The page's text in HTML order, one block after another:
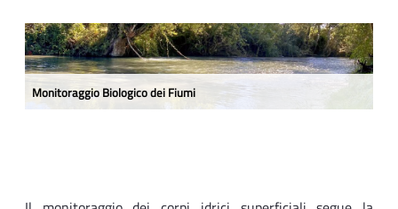
Monitoraggio Biologico Fiumi
Monitoraggio Biologico dei Fiumi